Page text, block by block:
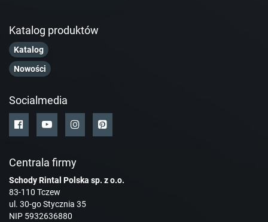
Katalog produktów
Katalog
Nowości
Socialmedia
Centrala firmy
Schody Rintal Polska sp. z o.o.
83-110 Tczew
ul. 30-go Stycznia 35
NIP 5932636880